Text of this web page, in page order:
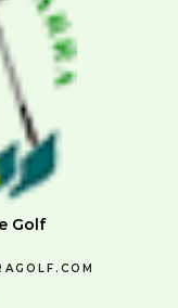
Golf